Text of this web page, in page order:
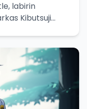
labirin
Kibutsuji